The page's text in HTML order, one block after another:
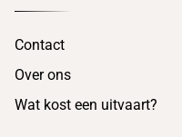
Contact
Over ons
Wat kost een uitvaart?